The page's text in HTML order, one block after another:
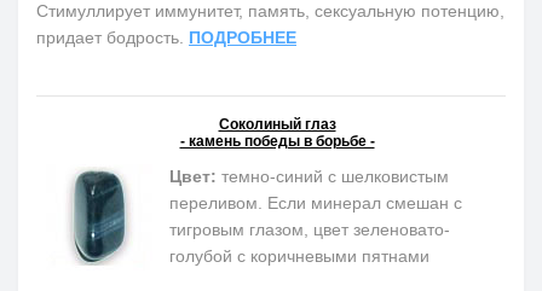
Cтимуллирует иммунитет, память, сексуальную потенцию,
придает бодрость. ПОДРОБНЕЕ
Соколиный глаз
- камень победы в борьбе -
Цвет: темно-синий с шелковистым
переливом. Если минерал смешан с
тигровым глазом, цвет зеленовато-
голубой с коричневыми пятнами